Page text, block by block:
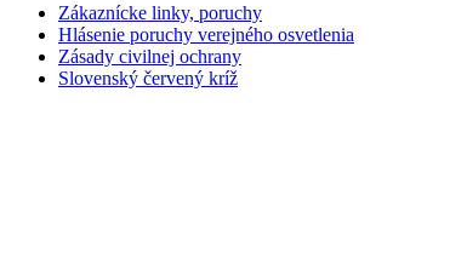
Zákaznícke linky, poruchy
Hlásenie poruchy verejného osvetlenia
Zásady civilnej ochrany
Slovenský červený kríž